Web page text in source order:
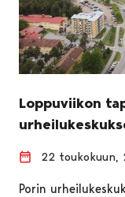
Loppuviikon
22 toukokuun,
Porin